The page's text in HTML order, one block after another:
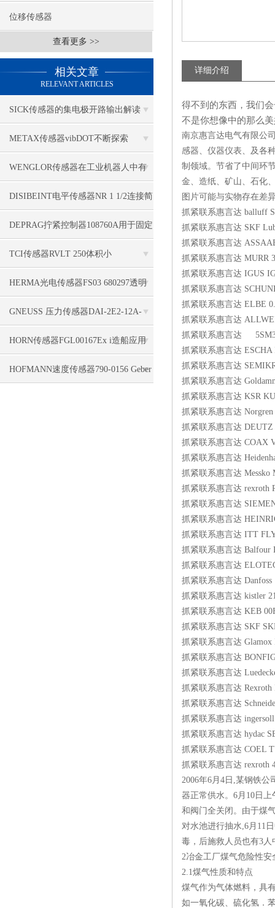
位移传感器
查看更多 >>
相关文章
RELEVANT ARTICLES
SICK传感器的集电极开路输出解读
METAX传感器vibDOT不断探索
SGD185-1
WENGLOR传感器在工业机器人中有
哪些应用？
DISIBEINT电平传感器NR 1 1/2连接简
单
DEPRAG拧紧控制器108760A用于固定
应用
TCI传感器RVLT 250体积小
HERMA光电传感器FS03 680297透明
标签使用
GNEUSS 压力传感器DAI-2E2-12A-
B50Z-S0-F5-R-W-6P支持
HORN传感器FGL00167Ex i造船应用
HOFMANN速度传感器790-0156 Geber
详细介绍
得不到的东西，我们
不是你想像中的那么
南京惠言达电气有限公
感器、仪器仪表、及各
制领域。节省了中间环
金、造纸、矿山、石化
图片可能与实物存在差
抓紧联系惠言达 balluff
抓紧联系惠言达 SKF
抓紧联系惠言达
抓紧联系惠言达 MURR
抓紧联系惠言达 IGUS
抓紧联系惠言达
抓紧联系惠言达 ELBE
抓紧联系惠言达
抓紧联系惠言达
抓紧联系惠言达 ESCHA
抓紧联系惠言达
抓紧联系惠言达
抓紧联系惠言达 KSR
抓紧联系惠言达
抓紧联系惠言达 DEUTZ
抓紧联系惠言达 COAX
抓紧联系惠言达
抓紧联系惠言达 Messko
抓紧联系惠言达 rexroth
抓紧联系惠言达
抓紧联系惠言达
抓紧联系惠言达 ITT
抓紧联系惠言达 Balfour
抓紧联系惠言达
抓紧联系惠言达 Danfoss
抓紧联系惠言达 kistler
抓紧联系惠言达 KEB
抓紧联系惠言达 SKF
抓紧联系惠言达 Glamox
抓紧联系惠言达
抓紧联系惠言达
抓紧联系惠言达 Rexroth
抓紧联系惠言达
抓紧联系惠言达 ingersoll
抓紧联系惠言达 hydac
抓紧联系惠言达 COEL
抓紧联系惠言达 rexroth
2006年6月4日,某钢铁
器正常供水。6月10日
和阀门全关闭。由于煤
对水池进行抽水,6月11
毒，后施救人员也有3
2冶金工厂煤气危险性安
2.1煤气性质和特点
煤气作为气体燃料，具
如一氧化碳、硫化氢．